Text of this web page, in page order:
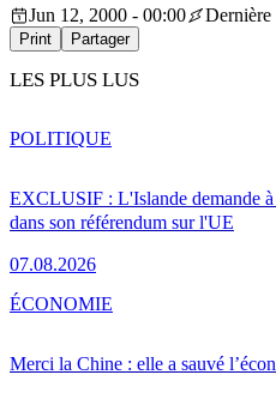
Jun 12, 2000 - 00:00
Dernière
Print Partager
LES PLUS LUS
EXCLUSIF : L'Islande demande
dans son référendum sur l'UE
07.08.2026
POLITIQUE
Merci la Chine : elle a sauvé
ÉCONOMIE